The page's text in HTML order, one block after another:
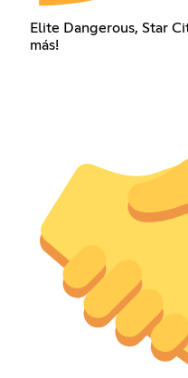
Elite Dangerous, Star
más!